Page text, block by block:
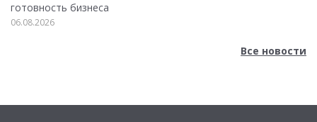
готовность бизнеса
06.08.2026
Все новости